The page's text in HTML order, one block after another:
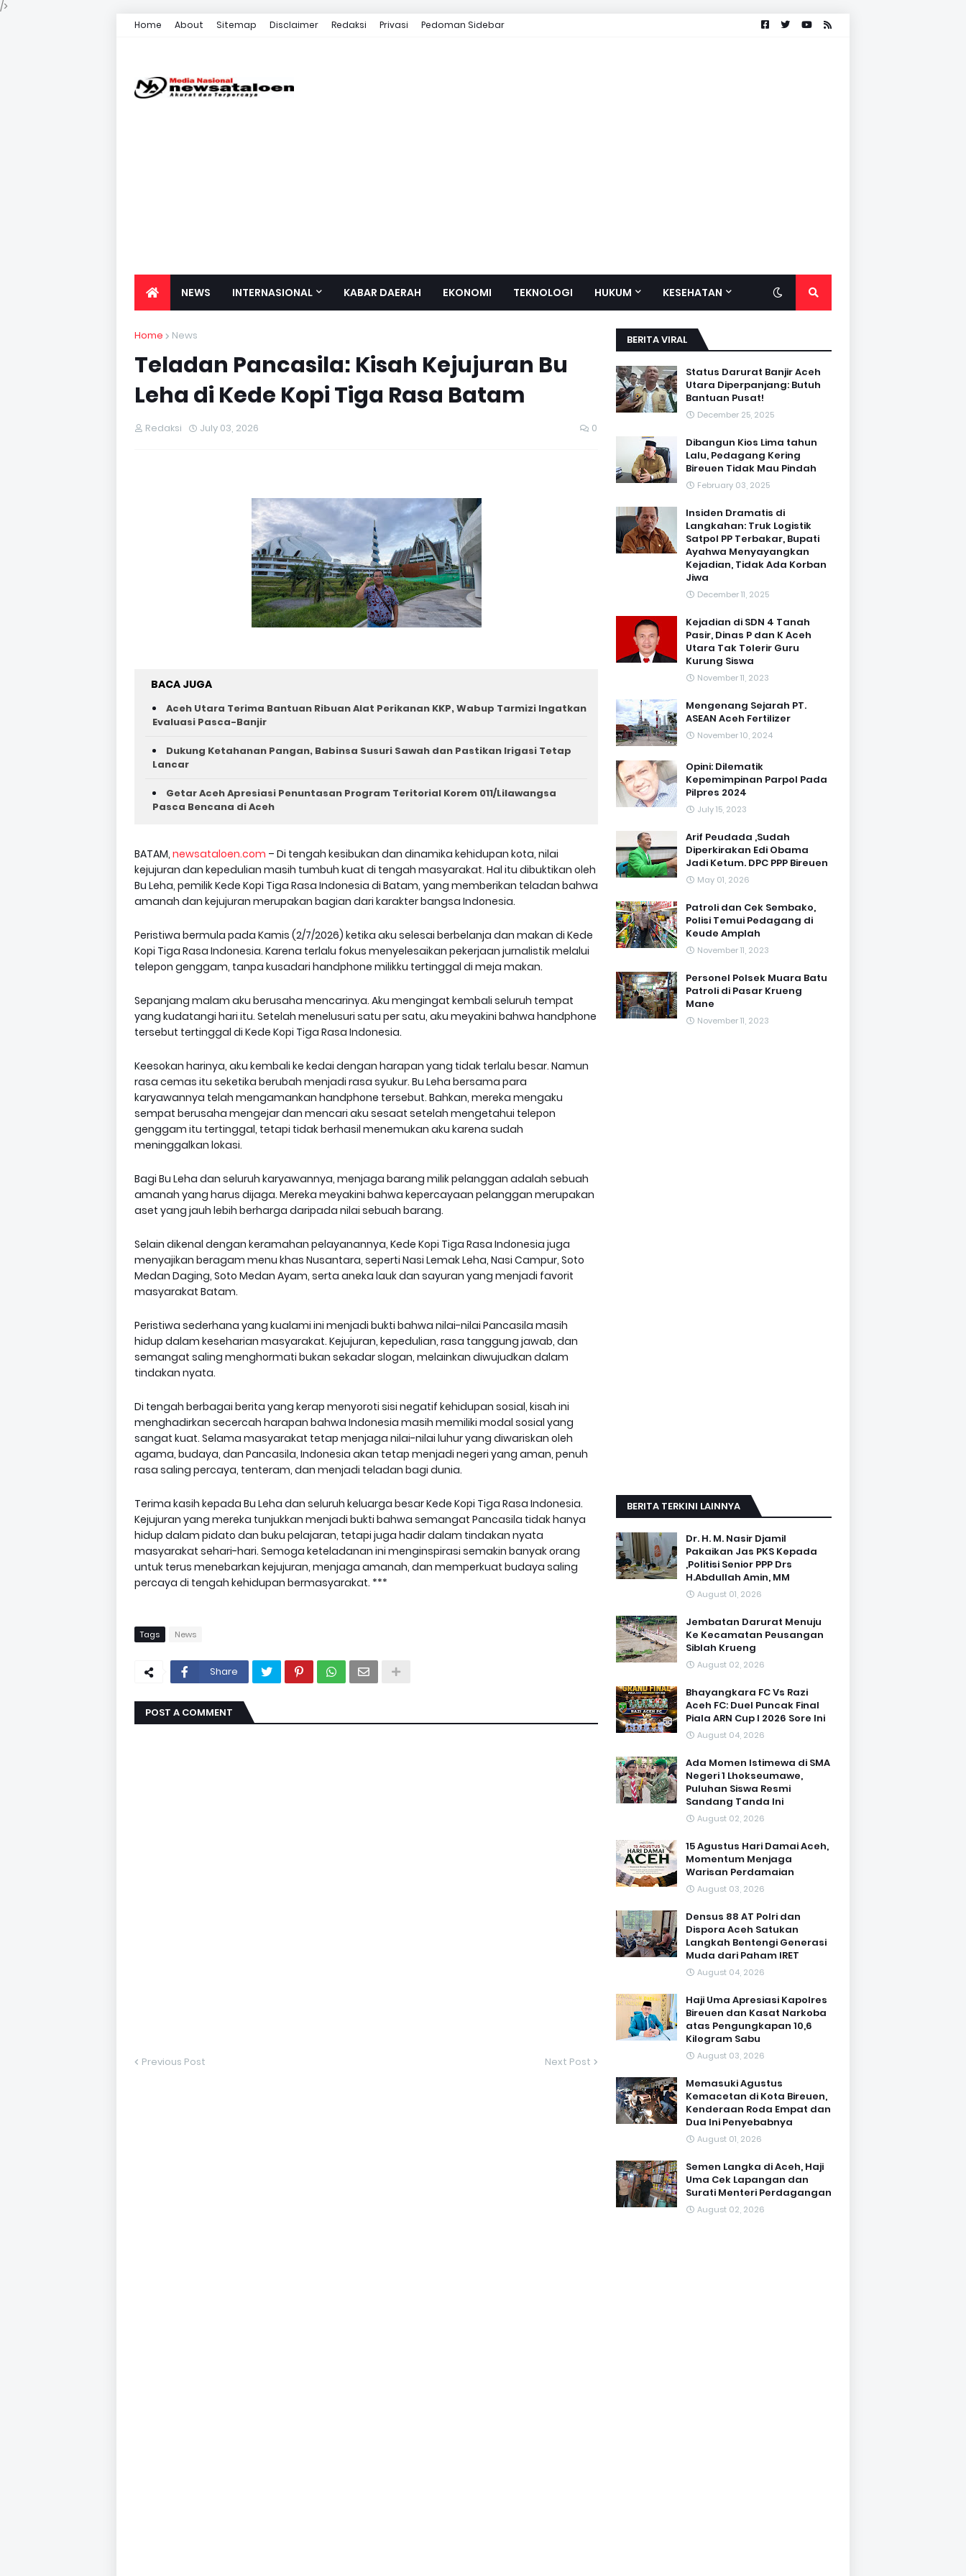
/>
Home About Sitemap Disclaimer Redaksi Privasi Pedoman Sidebar
NEWS INTERNASIONAL KABAR DAERAH EKONOMI TEKNOLOGI HUKUM KESEHATAN
Home News
Teladan Pancasila: Kisah Kejujuran Bu
Leha di Kede Kopi Tiga Rasa Batam
Redaksi July 03, 2026 0
BACA JUGA
Aceh Utara Terima Bantuan Ribuan Alat Perikanan KKP, Wabup Tarmizi Ingatkan
Evaluasi Pasca-Banjir
Dukung Ketahanan Pangan, Babinsa Susuri Sawah dan Pastikan Irigasi Tetap
Lancar
Getar Aceh Apresiasi Penuntasan Program Teritorial Korem 011/Lilawangsa
Pasca Bencana di Aceh ‎
BATAM, newsataloen.com – Di tengah kesibukan dan dinamika kehidupan kota, nilai
kejujuran dan kepedulian masih tumbuh kuat di tengah masyarakat. Hal itu dibuktikan oleh
Bu Leha, pemilik Kede Kopi Tiga Rasa Indonesia di Batam, yang memberikan teladan bahwa
amanah dan kejujuran merupakan bagian dari karakter bangsa Indonesia.
Peristiwa bermula pada Kamis (2/7/2026) ketika aku selesai berbelanja dan makan di Kede
Kopi Tiga Rasa Indonesia. Karena terlalu fokus menyelesaikan pekerjaan jurnalistik melalui
telepon genggam, tanpa kusadari handphone milikku tertinggal di meja makan.
Sepanjang malam aku berusaha mencarinya. Aku mengingat kembali seluruh tempat
yang kudatangi hari itu. Setelah menelusuri satu per satu, aku meyakini bahwa handphone
tersebut tertinggal di Kede Kopi Tiga Rasa Indonesia.
Keesokan harinya, aku kembali ke kedai dengan harapan yang tidak terlalu besar. Namun
rasa cemas itu seketika berubah menjadi rasa syukur. Bu Leha bersama para
karyawannya telah mengamankan handphone tersebut. Bahkan, mereka mengaku
sempat berusaha mengejar dan mencari aku sesaat setelah mengetahui telepon
genggam itu tertinggal, tetapi tidak berhasil menemukan aku karena sudah
meninggalkan lokasi.
Bagi Bu Leha dan seluruh karyawannya, menjaga barang milik pelanggan adalah sebuah
amanah yang harus dijaga. Mereka meyakini bahwa kepercayaan pelanggan merupakan
aset yang jauh lebih berharga daripada nilai sebuah barang.
Selain dikenal dengan keramahan pelayanannya, Kede Kopi Tiga Rasa Indonesia juga
menyajikan beragam menu khas Nusantara, seperti Nasi Lemak Leha, Nasi Campur, Soto
Medan Daging, Soto Medan Ayam, serta aneka lauk dan sayuran yang menjadi favorit
masyarakat Batam.
Peristiwa sederhana yang kualami ini menjadi bukti bahwa nilai-nilai Pancasila masih
hidup dalam keseharian masyarakat. Kejujuran, kepedulian, rasa tanggung jawab, dan
semangat saling menghormati bukan sekadar slogan, melainkan diwujudkan dalam
tindakan nyata.
Di tengah berbagai berita yang kerap menyoroti sisi negatif kehidupan sosial, kisah ini
menghadirkan secercah harapan bahwa Indonesia masih memiliki modal sosial yang
sangat kuat. Selama masyarakat tetap menjaga nilai-nilai luhur yang diwariskan oleh
agama, budaya, dan Pancasila, Indonesia akan tetap menjadi negeri yang aman, penuh
rasa saling percaya, tenteram, dan menjadi teladan bagi dunia.
Terima kasih kepada Bu Leha dan seluruh keluarga besar Kede Kopi Tiga Rasa Indonesia.
Kejujuran yang mereka tunjukkan menjadi bukti bahwa semangat Pancasila tidak hanya
hidup dalam pidato dan buku pelajaran, tetapi juga hadir dalam tindakan nyata
masyarakat sehari-hari. Semoga keteladanan ini menginspirasi semakin banyak orang
untuk terus menebarkan kejujuran, menjaga amanah, dan memperkuat budaya saling
percaya di tengah kehidupan bermasyarakat. ***
Tags News
Share
POST A COMMENT
Previous Post Next Post
BERITA VIRAL
Status Darurat Banjir Aceh
Utara Diperpanjang: Butuh
Bantuan Pusat!
December 25, 2025
Dibangun Kios Lima tahun
Lalu, Pedagang Kering
Bireuen Tidak Mau Pindah
February 03, 2025
Insiden Dramatis di
Langkahan: Truk Logistik
Satpol PP Terbakar, Bupati
Ayahwa Menyayangkan
Kejadian, Tidak Ada Korban
Jiwa
December 11, 2025
Kejadian di SDN 4 Tanah
Pasir, Dinas P dan K Aceh
Utara Tak Tolerir Guru
Kurung Siswa
November 11, 2023
Mengenang Sejarah PT.
ASEAN Aceh Fertilizer
November 10, 2024
Opini: Dilematik
Kepemimpinan Parpol Pada
Pilpres 2024
July 15, 2023
Arif Peudada ,Sudah
Diperkirakan Edi Obama
Jadi Ketum. DPC PPP Bireuen
May 01, 2026
Patroli dan Cek Sembako,
Polisi Temui Pedagang di
Keude Amplah
November 11, 2023
Personel Polsek Muara Batu
Patroli di Pasar Krueng
Mane
November 11, 2023
BERITA TERKINI LAINNYA
Dr. H. M. Nasir Djamil
Pakaikan Jas PKS Kepada
,Politisi Senior PPP Drs
H.Abdullah Amin, MM
August 01, 2026
Jembatan Darurat Menuju
Ke Kecamatan Peusangan
Siblah Krueng
August 02, 2026
Bhayangkara FC Vs Razi
Aceh FC: Duel Puncak Final
Piala ARN Cup I 2026 Sore Ini
August 04, 2026
Ada Momen Istimewa di SMA
Negeri 1 Lhokseumawe,
Puluhan Siswa Resmi
Sandang Tanda Ini
August 02, 2026
15 Agustus Hari Damai Aceh,
Momentum Menjaga
Warisan Perdamaian
August 03, 2026
Densus 88 AT Polri dan
Dispora Aceh Satukan
Langkah Bentengi Generasi
Muda dari Paham IRET
August 04, 2026
Haji Uma Apresiasi Kapolres
Bireuen dan Kasat Narkoba
atas Pengungkapan 10,6
Kilogram Sabu
August 03, 2026
Memasuki Agustus
Kemacetan di Kota Bireuen,
Kenderaan Roda Empat dan
Dua Ini Penyebabnya
August 01, 2026
Semen Langka di Aceh, Haji
Uma Cek Lapangan dan
Surati Menteri Perdagangan
August 02, 2026